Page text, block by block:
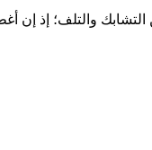
والتلف؛ إذ إن